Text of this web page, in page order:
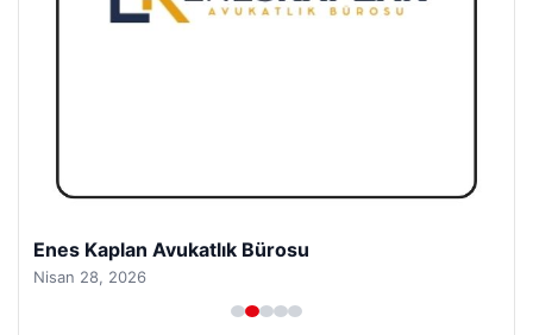
Enes Kaplan Avukatlık Bürosu
Nisan 28, 2026